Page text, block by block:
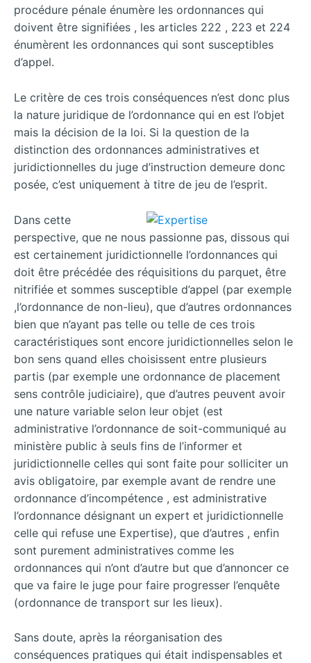
procédure pénale énumère les ordonnances qui
doivent être signifiées , les articles 222 , 223 et 224
énumèrent les ordonnances qui sont susceptibles
d’appel.
Le critère de ces trois conséquences n’est donc plus
la nature juridique de l’ordonnance qui en est l’objet
mais la décision de la loi. Si la question de la
distinction des ordonnances administratives et
juridictionnelles du juge d’instruction demeure donc
posée, c’est uniquement à titre de jeu de l’esprit.
Dans cette
perspective, que ne nous passionne pas, dissous qui
est certainement juridictionnelle l’ordonnances qui
doit être précédée des réquisitions du parquet, être
nitrifiée et sommes susceptible d’appel (par exemple
,l’ordonnance de non-lieu), que d’autres ordonnances
bien que n’ayant pas telle ou telle de ces trois
caractéristiques sont encore juridictionnelles selon le
bon sens quand elles choisissent entre plusieurs
partis (par exemple une ordonnance de placement
sens contrôle judiciaire), que d’autres peuvent avoir
une nature variable selon leur objet (est
administrative l’ordonnance de soit-communiqué au
ministère public à seuls fins de l’informer et
juridictionnelle celles qui sont faite pour solliciter un
avis obligatoire, par exemple avant de rendre une
ordonnance d’incompétence , est administrative
l’ordonnance désignant un expert et juridictionnelle
celle qui refuse une Expertise), que d’autres , enfin
sont purement administratives comme les
ordonnances qui n’ont d’autre but que d’annoncer ce
que va faire le juge pour faire progresser l’enquête
(ordonnance de transport sur les lieux).
Sans doute, après la réorganisation des
conséquences pratiques qui était indispensables et